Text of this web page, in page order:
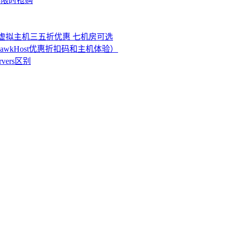
拟主机三五折优惠 七机房可选
优惠折扣码和主机体验）
区别